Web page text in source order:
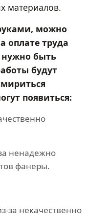
материалов.
можно
оплате труда
нужно быть
будут
появиться:
ненадежно
фанеры.
за некачественно